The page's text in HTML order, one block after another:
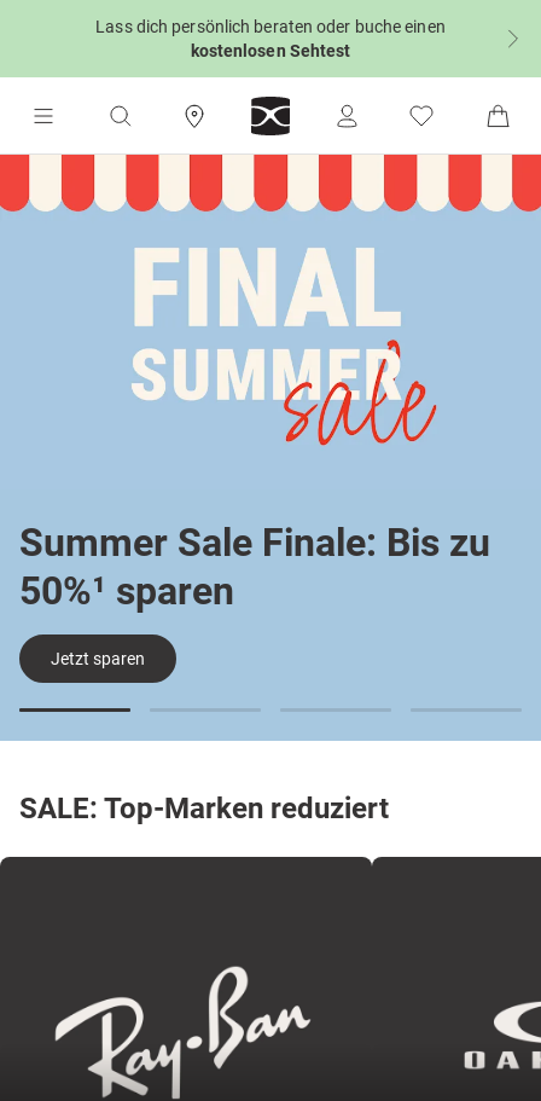
Lass dich persönlich beraten oder buche einen
kostenlosen Sehtest
Summer Sale Finale: Bis zu
50%¹ sparen
Jetzt sparen
SALE: Top-Marken reduziert